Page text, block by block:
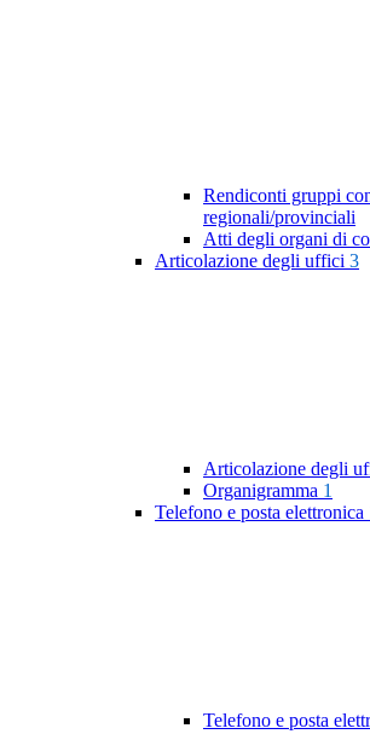
Rendiconti gruppi
regionali/provinciali
Atti degli organi di
Articolazione degli uffici 3
Articolazione degli
Organigramma 1
Telefono e posta elettronica
Telefono e posta